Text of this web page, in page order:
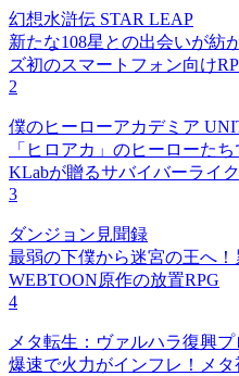
幻想水滸伝 STAR LEAP
新たな108星との出会いが紡
ズ初のスマートフォン向け
2
僕のヒーローアカデミア
「ヒロアカ」のヒーローた
KLabが贈るサバイバーライ
3
ダンジョン見聞録
最弱の下僕から迷宮の王へ
WEBTOON原作の放置RPG
4
メタ転生：ヴァルハラ復興プ
爆速で火力がインフレ！メタ